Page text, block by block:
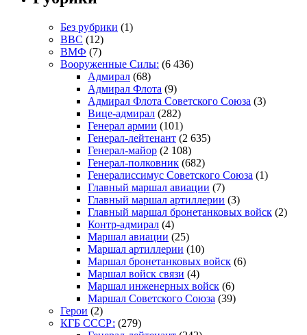
Без рубрики (1)
ВВС (12)
ВМФ (7)
Вооруженные Силы: (6 436)
Адмирал (68)
Адмирал Флота (9)
Адмирал Флота Советского Союза (3)
Вице-адмирал (282)
Генерал армии (101)
Генерал-лейтенант (2 635)
Генерал-майор (2 108)
Генерал-полковник (682)
Генералиссимус Советского Союза (1)
Главный маршал авиации (7)
Главный маршал артиллерии (3)
Главный маршал бронетанковых войск (2)
Контр-адмирал (4)
Маршал авиации (25)
Маршал артиллерии (10)
Маршал бронетанковых войск (6)
Маршал войск связи (4)
Маршал инженерных войск (6)
Маршал Советского Союза (39)
Герои (2)
КГБ СССР: (279)